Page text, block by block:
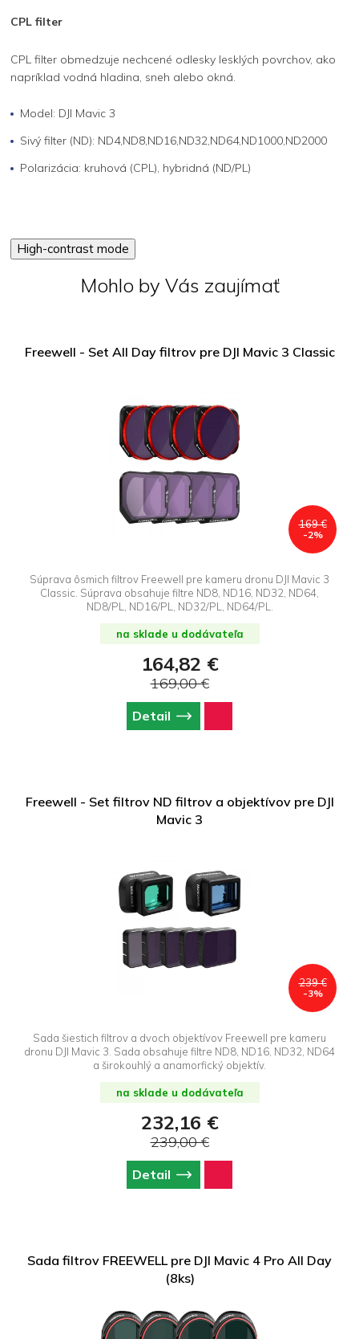
CPL filter
CPL filter obmedzuje nechcené odlesky lesklých povrchov, ako
napríklad vodná hladina, sneh alebo okná.
Model: DJI Mavic 3
Sivý filter (ND): ND4,ND8,ND16,ND32,ND64,ND1000,ND2000
Polarizácia: kruhová (CPL), hybridná (ND/PL)
High-contrast mode
Mohlo by Vás zaujímať
Freewell - Set All Day filtrov pre DJI Mavic 3 Classic
169 €
-2%
Súprava ôsmich filtrov Freewell pre kameru dronu DJI Mavic 3
Classic. Súprava obsahuje filtre ND8, ND16, ND32, ND64,
ND8/PL, ND16/PL, ND32/PL, ND64/PL.
na sklade u dodávateľa
164,82 €
169,00 €
Detail
Freewell - Set filtrov ND filtrov a objektívov pre DJI
Mavic 3
239 €
-3%
Sada šiestich filtrov a dvoch objektívov Freewell pre kameru
dronu DJI Mavic 3. Sada obsahuje filtre ND8, ND16, ND32, ND64
a širokouhlý a anamorfický objektív.
na sklade u dodávateľa
232,16 €
239,00 €
Detail
Sada filtrov FREEWELL pre DJI Mavic 4 Pro All Day
(8ks)